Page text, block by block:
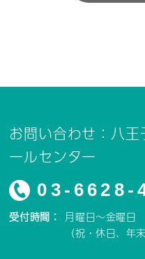
お問い合わせ：八
ールセンター
03-6628-
受付時間： 月曜日～金曜
（祝・休日、年